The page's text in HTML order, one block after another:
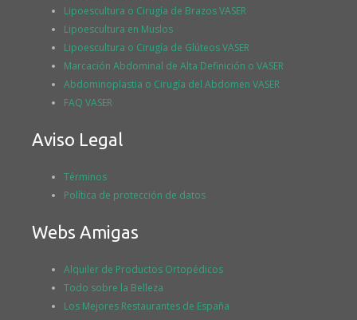
Lipoescultura o Cirugía de Brazos VASER
Lipoescultura en Muslos
Lipoescultura o Cirugía de Glúteos VASER
Marcación Abdominal de Alta Definición o VASER
Abdominoplastia o Cirugía del Abdomen VASER
FAQ VASER
Aviso Legal
Términos
Política de protección de datos
Webs Amigas
Alquiler de Productos Ortopédicos
Todo sobre la Belleza
Los Mejores Restaurantes de España